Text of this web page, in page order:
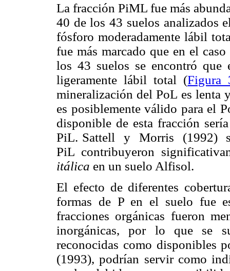
La fracción PiML fue más
40 de los 43 suelos analizados
fósforo moderadamente lábil
fue más marcado que en el
los 43 suelos se encontró
ligeramente lábil total (Figura
mineralización del PoL es lenta
es posiblemente válido para el
disponible de esta fracción
PiL. Sattell y Morris (1992)
PiL contribuyeron
itálica en un suelo Alfisol.
El efecto de diferentes
formas de P en el suelo fue
fracciones orgánicas fueron
inorgánicas, por lo que se
reconocidas como disponibles
(1993), podrían servir como